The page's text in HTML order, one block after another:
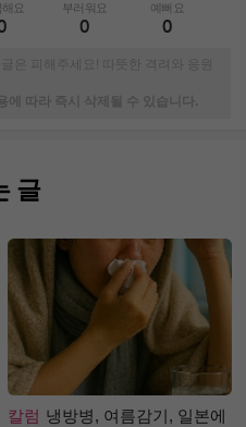
해요 부러워요
0
예뻐요
0
은 피해주세요! 따뜻한 격려와 응원
에 따라 즉시 삭제될 수 있습니다.
글
칼럼 냉방병, 여름감기, 일본에